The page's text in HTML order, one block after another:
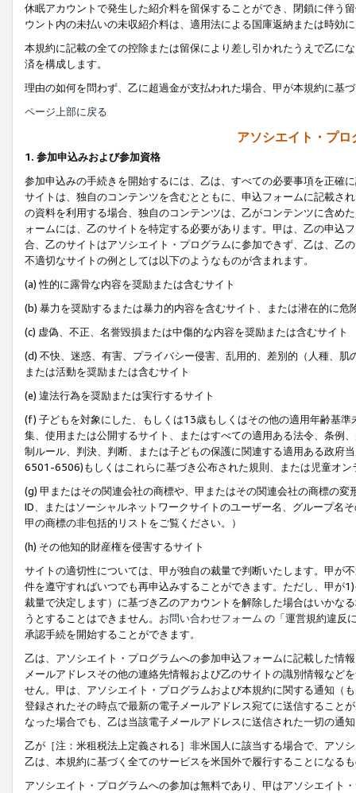
休眠アカウントで発生した紹介料を留保することができ、閉鎖に伴う
ウント内の未払いの未収紹介料は、適用法による国庫返納または時効
本規約に記載の全ての控除または留保により差し引かれたうえで乙に
済を構成します。
理由の如何を問わず、乙に超過金が支払われた場合、甲が本規約に基
ページ上部に戻る
アソシエイト・プ
1. 参加申込みおよび参加資格
参加申込みの手続きを開始するには、乙は、すべての必要事項を正確
サイトは、独自のコンテンツを含むとともに、申込フォームに記載さ
の資料を利用する場合、独自のコンテンツは、乙がコンテンツに含め
ォームには、乙のサイトを特定する必要があります。甲は、乙の申込
合、乙のサイトはアソシエイト・プログラムに参加できず、乙は、乙
不適切なサイトの例としては以下のようなものが含まれます。
(a) 性的に露骨な内容を奨励または含むサイト
(b) 暴力を奨励するまたは暴力的内容を含むサイト、または潜在的に
(c) 虚偽、不正、名誉毀損または中傷的な内容を奨励または含むサイト
(d) 不快、迷惑、有害、プライバシー侵害、乱用的、差別的（人種、
または活動を奨励または含むサイト
(e) 違法行為を奨励または実行するサイト
(f) 子どもを対象にした、もしくは13歳もしくはその他の適用年齢基
集、使用または公開するサイト、またはすべての適用ある法令、条例
制ルール、判決、判断、または子どもの保護に関連する適用ある政府
6501-6506)もしくはこれらに基づき公布された規則、または児童オン
(g) 甲またはその関連会社の商標や、甲またはその関連会社の商標の
ID、またはソーシャルネットワークサイトのユーザー名、グループ名
甲の商標の非包括的リストをご覧ください。）
(h) その他知的財産権を侵害するサイト
サイトの適切性については、甲が独自の裁量で判断いたします。甲が
件を遵守すればいつでも再申込みすることができます。ただし、甲が
裁量で決定します）に基づき乙のアカウントを解除した場合はいかな
うとすることはできません。 お問い合わせフォーム の「運営規約違反
承認手続を開始することができます。
乙は、アソシエイト・プログラムへの参加申込フォームに記載した情
メールアドレスその他の連絡先情報および乙のサイトの識別情報など
せん。甲は、アソシエイト・プログラムおよび本規約に関する通知（
登録されたその時点で最新の電子メールアドレス宛てに送信すること
なった場合でも、乙は当該電子メールアドレスに送信された一切の通
乙が［注：米租税法上定義される］非米国人に該当する場合で、アソ
乙は、本規約に基づく全てのサービスを米国外で履行することになる
アソシエイト・プログラムへの参加は無料であり、甲はアソシエイト